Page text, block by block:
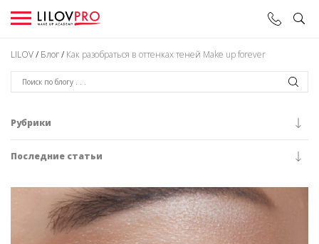
LILOV/ Блог/ Как разобраться в оттенках теней Make up forever
Рубрики
Последние статьи